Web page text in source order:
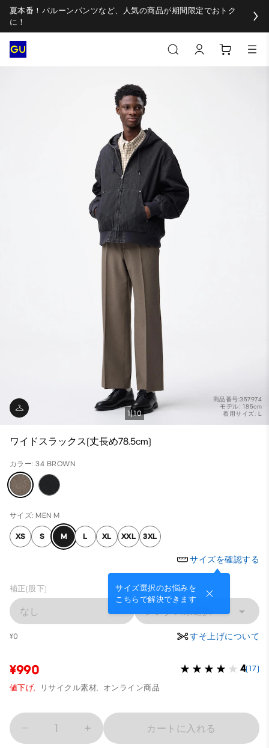
夏本番！バルーンパンツなど、人気の商品が期間限定でおトク
に！
商品番号:357974
モデル: 185cm
着用サイズ: L
1 10
ワイドスラックス(丈長め78.5cm)
カラー: 34 BROWN
サイズ: MEN M
XS S M L XL XXL 3XL
サイズを確認する
サイズ選択のお悩みを
こちらで解決できます
補正(股下)
なし レングス未選択
¥0 すそ上げについて
¥990 4(17)
値下げ, リサイクル素材, オンライン商品
1 カートに入れる